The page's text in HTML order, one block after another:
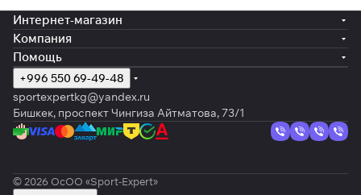
Интернет-магазин
Компания
Помощь
+996 550 69-49-48
sportexpertkg@yandex.ru
Бишкек, проспект Чингиза Айтматова, 73/1
© 2026 ОсОО «Sport-Expert»